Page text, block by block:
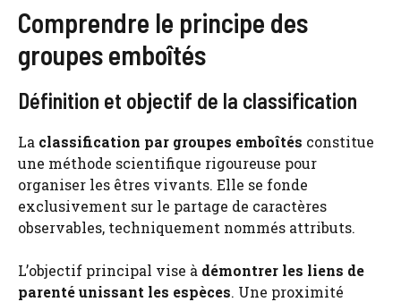
Comprendre le principe des
groupes emboîtés
Définition et objectif de la classification
La classification par groupes emboîtés constitue
une méthode scientifique rigoureuse pour
organiser les êtres vivants. Elle se fonde
exclusivement sur le partage de caractères
observables, techniquement nommés attributs.
L’objectif principal vise à démontrer les liens de
parenté unissant les espèces. Une proximité